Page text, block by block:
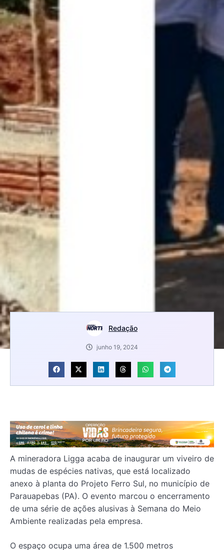
Redação
junho 19, 2024
A mineradora Ligga acaba de inaugurar um viveiro de
mudas de espécies nativas, que está localizado
anexo à planta do Projeto Ferro Sul, no município de
Parauapebas (PA). O evento marcou o encerramento
de uma série de ações alusivas à Semana do Meio
Ambiente realizadas pela empresa.
O espaço ocupa uma área de 1.500 metros